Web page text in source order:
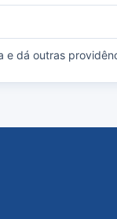
e dá outras